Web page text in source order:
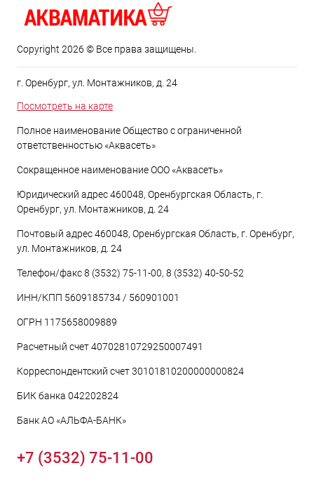
Copyright 2026 © Все права защищены.
г. Оренбург, ул. Монтажников, д. 24
Посмотреть на карте
Полное наименование Общество с ограниченной
ответственностью «Аквасеть»
Сокращенное наименование ООО «Аквасеть»
Юридический адрес 460048, Оренбургская Область, г.
Оренбург, ул. Монтажников, д. 24
Почтовый адрес 460048, Оренбургская Область, г. Оренбург,
ул. Монтажников, д. 24
Телефон/факс 8 (3532) 75-11-00, 8 (3532) 40-50-52
ИНН/КПП 5609185734 / 560901001
ОГРН 1175658009889
Расчетный счет 40702810729250007491
Корреспондентский счет 30101810200000000824
БИК банка 042202824
Банк АО «АЛЬФА-БАНК»
+7 (3532) 75-11-00